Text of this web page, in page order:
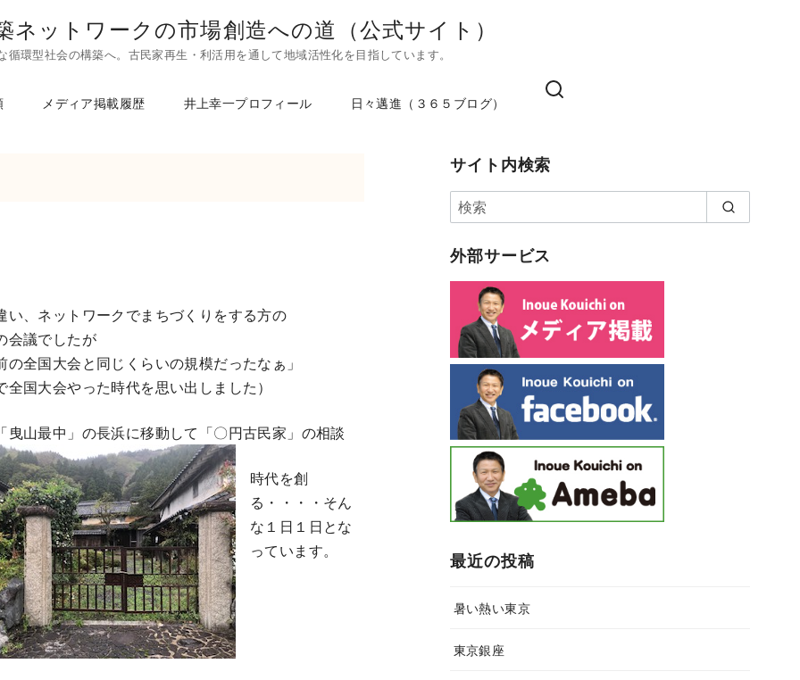
ネットワークの市場創造への道（公式サイト）
循環型社会の構築へ。古民家再生・利活用を通して地域活性化を目指しています。
メディア掲載履歴 井上幸一プロフィール 日々邁進（３６５ブログ）
い、ネットワークでまちづくりをする方の
会議でしたが
の全国大会と同じくらいの規模だったなぁ」
全国大会やった時代を思い出しました）
曳山最中」の長浜に移動して「〇円古民家」の相談
時代を創
る・・・・そん
な１日１日とな
っています。
サイト内検索
外部サービス
最近の投稿
暑い熱い東京
東京銀座